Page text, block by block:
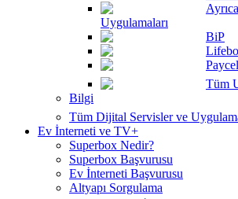
Uygulamaları
BiP
Tüm
Bilgi
Tüm Dijital Servisler ve
Ev İnterneti ve TV+
Superbox Nedir?
Superbox Başvurusu
Ev İnterneti Başvurusu
Altyapı Sorgulama